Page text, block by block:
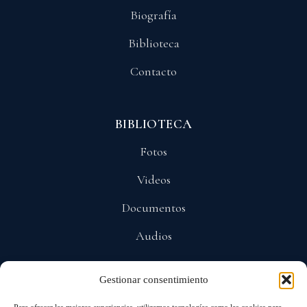
Gestionar consentimiento
Biografía
Biblioteca
Contacto
BIBLIOTECA
Fotos
Videos
Documentos
Audios